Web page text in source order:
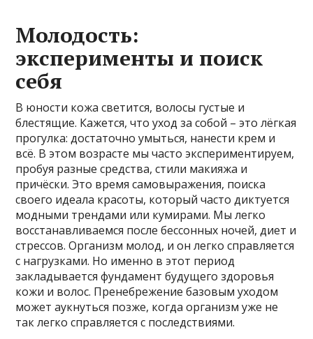
Молодость:
эксперименты и поиск
себя
В юности кожа светится, волосы густые и
блестящие. Кажется, что уход за собой – это лёгкая
прогулка: достаточно умыться, нанести крем и
всё. В этом возрасте мы часто экспериментируем,
пробуя разные средства, стили макияжа и
причёски. Это время самовыражения, поиска
своего идеала красоты, который часто диктуется
модными трендами или кумирами. Мы легко
восстанавливаемся после бессонных ночей, диет и
стрессов. Организм молод, и он легко справляется
с нагрузками. Но именно в этот период
закладывается фундамент будущего здоровья
кожи и волос. Пренебрежение базовым уходом
может аукнуться позже, когда организм уже не
так легко справляется с последствиями.